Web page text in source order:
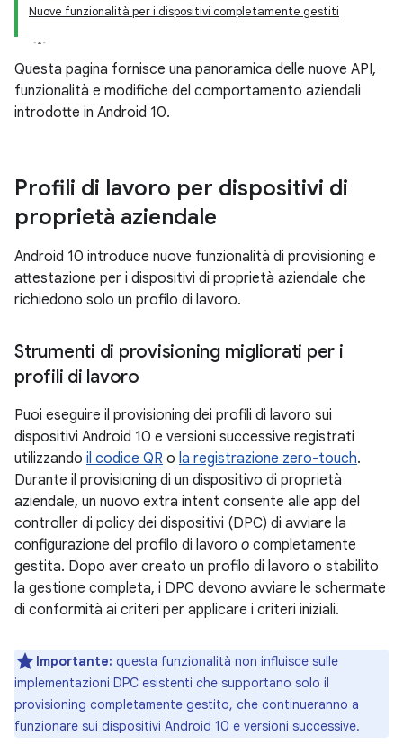
Nuove funzionalità per i dispositivi completamente gestiti
Questa pagina fornisce una panoramica delle nuove API,
funzionalità e modifiche del comportamento aziendali
introdotte in Android 10.
Profili di lavoro per dispositivi di
proprietà aziendale
Android 10 introduce nuove funzionalità di provisioning e
attestazione per i dispositivi di proprietà aziendale che
richiedono solo un profilo di lavoro.
Strumenti di provisioning migliorati per i
profili di lavoro
Puoi eseguire il provisioning dei profili di lavoro sui
dispositivi Android 10 e versioni successive registrati
utilizzando il codice QR o la registrazione zero-touch.
Durante il provisioning di un dispositivo di proprietà
aziendale, un nuovo extra intent consente alle app del
controller di policy dei dispositivi (DPC) di avviare la
configurazione del profilo di lavoro o completamente
gestita. Dopo aver creato un profilo di lavoro o stabilito
la gestione completa, i DPC devono avviare le schermate
di conformità ai criteri per applicare i criteri iniziali.
Importante: questa funzionalità non influisce sulle
implementazioni DPC esistenti che supportano solo il
provisioning completamente gestito, che continueranno a
funzionare sui dispositivi Android 10 e versioni successive.